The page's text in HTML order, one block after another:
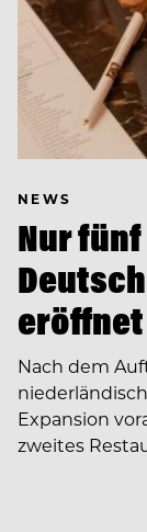
NEWS
Nur
Nach dem
Expansion
zweites